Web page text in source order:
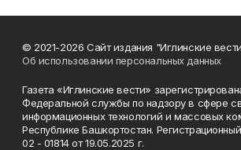
© 2021-2026 Сайт издания "Иглинские
Об использовании персональных данных
Газета «Иглинские вести»
Федеральной службы по надзору в сфере
информационных технологий и массовых
Республике Башкортостан.
02 - 01814 от 19.05.2025 г.